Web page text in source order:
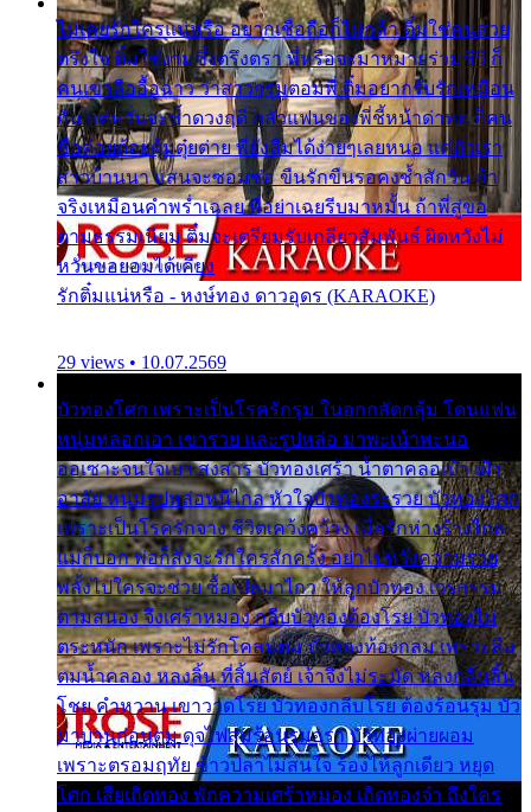
ไม่เคยรักใครแน่หรือ อยากเชื่อถือก็ไม่กล้า ติ๋มใช่คนสวย
ตรึงใจ ติ๋มใช่งามซึ้งตรึงตรา พี่หรือจะมาหมายร่วมชีวี ก็
คนเขาลืออื้อฉาว ว่าสาวๆรุมตอมพี่ ติ๋มอยากรับรักเหมือน
กัน แต่หวั่นจะช้ำดวงฤดี กลัวแฟนของพี่ชี้หน้าด่าทอ ก็คน
ชื่อต๋อยต้อยตุ้มตุ๋ยต่าย พี่ยังลืมได้ง่ายๆเลยหนอ แค่ตัวเรา
สาวบ้านนา แสนจะซอมซ่อ ขืนรักขืนรอคงช้ำสักวัน ถ้า
จริงเหมือนคำพร่ำเฉลย พี่อย่าเฉยรีบมาหมั้น ถ้าพี่สู่ขอ
ตามธรรมเนียม ติ๋มจะเตรียมรับเกลียวสัมพันธ์ ผิดหวังไม่
หวั่นขอยอมได้เคียง
รักติ๋มแน่หรือ - หงษ์ทอง ดาวอุดร (KARAOKE)
29 views • 10.07.2569
บัวทองโศก เพราะเป็นโรครักรุม ในอกกลัดกลุ้ม โดนแฟน
หนุ่มหลอกเอา เขารวย และรูปหล่อ มาพะเน้าพะนอ
ออเซาะจนใจเบา สงสาร บัวทองเศร้า น้ำตาคลอเบ้า เฝ้า
อาลัย หนุ่มรูปหล่อหนีไกล หัวใจบัวทองระรวย บัวทองโศก
เพราะเป็นโรครักจาง ชีวิตเคว้งคว้าง เมื่อรักห่างร้างไกล
แม่ก็บอก พ่อก็สั่งจะรักใครสักครั้ง อย่าไปหวังความรวย
พลั้งไปใครจะช่วย ซื้อเปลมาไกว ให้ลูกบัวทอง เวรกรรม
ตามสนอง จึงเศร้าหมอง กลีบบัวทองต้องโรย บัวทองไม่
ตระหนัก เพราะไม่รักโคลนตม บัวทองท้องกลม เพราะลืม
ตมน้ำคลอง หลงลิ้น ที่สิ้นสัตย์ เจ้าจึงไม่ระมัด หลงกลิ่นลิ้น
โชย คำหวาน เขาวาดโรย บัวทองกลีบโรย ต้องร้อนรุม บัว
มาบานก่อนตูม ดุจไฟสุมร้อนรุมอุรา บัวทองผ่ายผอม
เพราะตรอมฤทัย ข้าวปลาไม่สนใจ ร้องไห้ลูกเดียว หยุด
โศก เสียเถิดทอง พักความเศร้าหมอง เถิดทองจ๋า ถึงใคร